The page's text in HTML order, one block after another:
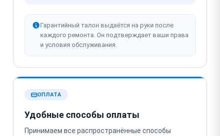
Гарантийный талон выдаётся на руки после
каждого ремонта. Он подтверждает ваши права
и условия обслуживания.
ОПЛАТА
Удобные способы оплаты
Принимаем все распространённые способы